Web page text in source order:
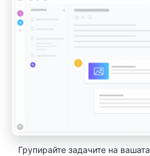
Групирайте задачите на вашата